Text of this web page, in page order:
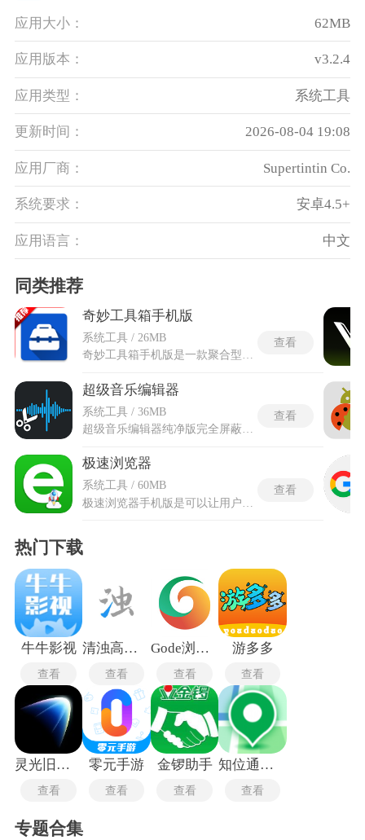
应用大小： 62MB
应用版本： v3.2.4
应用类型： 系统工具
更新时间： 2026-08-04 19:08
应用厂商： Supertintin Co.
系统要求： 安卓4.5+
应用语言： 中文
同类推荐
奇妙工具箱手机版
系统工具 / 26MB
奇妙工具箱手机版是一款聚合型多场景解决方案工具集，极速下载模块支持多平台视频、图片与文档解析，一键批量获取网络资源，适配主流社交与视频平台。智能检测功能可快速识别药品成分与食品配料表，解析成分信息，助力用户健康决策。办公处理工具集成PDF转换、图片修复与文档编辑能力，支持多格式文件批量处理与高清修复。奇妙工具箱提供视觉资产库每日更新4K壁纸与头像资源，同步必应美图，提供多样桌面美化素材。生活助手涵盖纪念日提醒、垃圾分类查询、油价追踪与IP定位，精细化管理日常事务。
查看
超级音乐编辑器
系统工具 / 36MB
查看
极速浏览器
系统工具 / 60MB
查看
热门下载
牛牛影视
查看
清浊高级版
查看
Gode浏览器最新版
查看
游多多
查看
灵光旧版本
查看
零元手游
查看
金锣助手
查看
知位通测量
查看
专题合集